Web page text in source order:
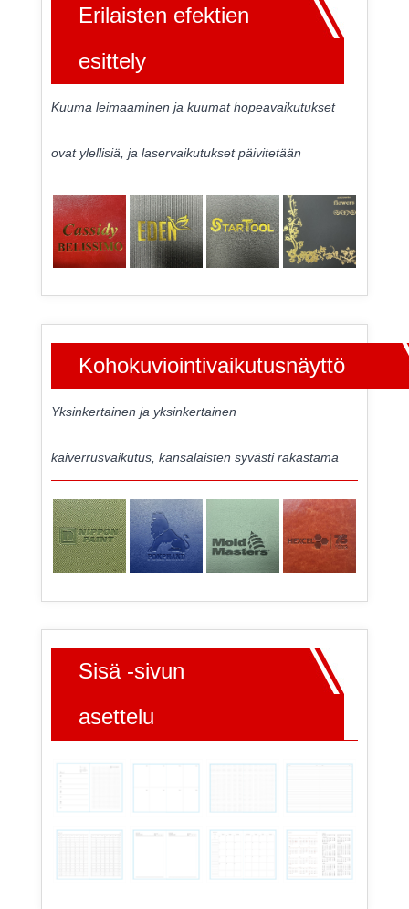
Erilaisten efektien
esittely
Kuuma leimaaminen ja kuumat hopeavaikutukset
ovat ylellisiä, ja laservaikutukset päivitetään
Kohokuviointivaikutusnäyttö
Yksinkertainen ja yksinkertainen
kaiverrusvaikutus, kansalaisten syvästi rakastama
Sisä -sivun
asettelu